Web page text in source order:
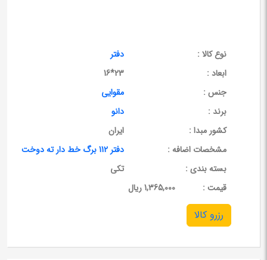
نوع کالا :
دفتر
ابعاد :
23*16
جنس :
مقوایی
برند :
دانو
کشور مبدا :
ایران
مشخصات اضافه :
دفتر 112 برگ خط دار ته دوخت
بسته بندی :
تکی
قيمت :
1,365,000 ریال
رزرو کالا